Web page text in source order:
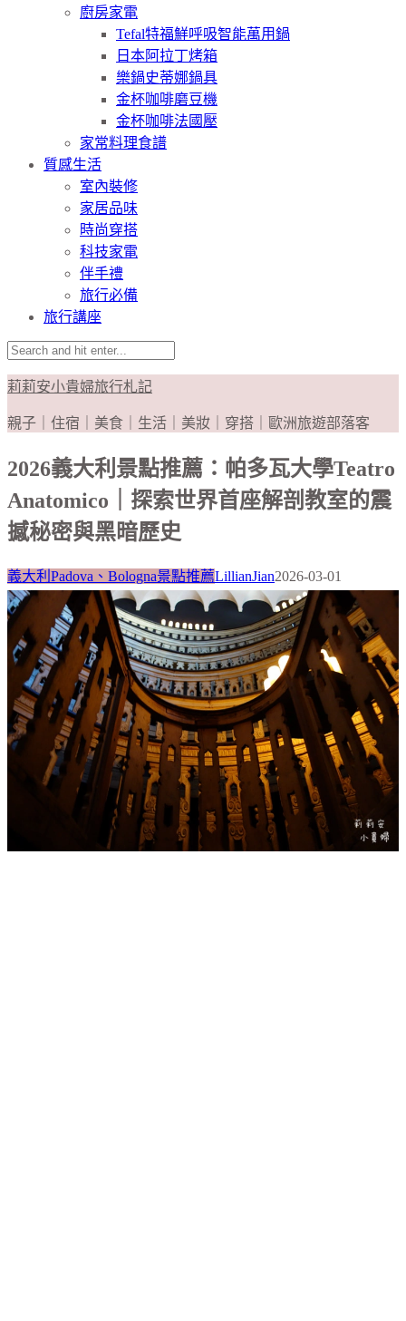
廚房家電
Tefal特福鮮呼吸智能萬用鍋
日本阿拉丁烤箱
樂鍋史蒂娜鍋具
金杯咖啡磨豆機
金杯咖啡法國壓
家常料理食譜
質感生活
室內裝修
家居品味
時尚穿搭
科技家電
伴手禮
旅行必備
旅行講座
莉莉安小貴婦旅行札記
親子｜住宿｜美食｜生活｜美妝｜穿搭｜歐洲旅遊部落客
2026義大利景點推薦：帕多瓦大學Teatro
Anatomico｜探索世界首座解剖教室的震
撼秘密與黑暗歷史
義大利Padova、Bologna景點推薦LillianJian2026-03-01